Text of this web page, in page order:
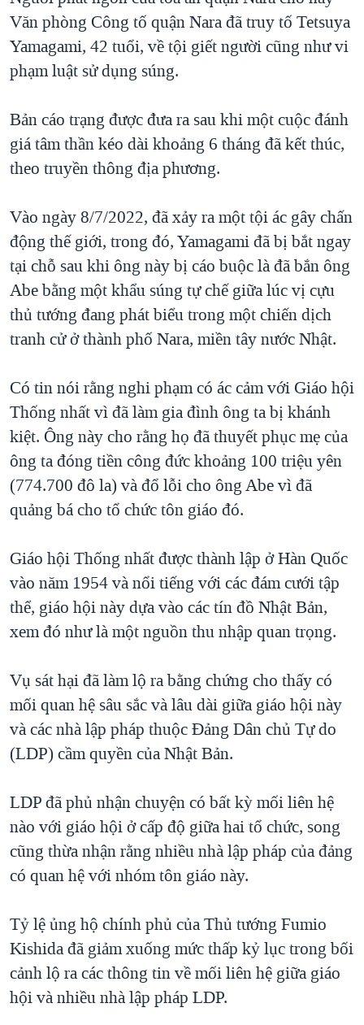
QUAN HỆ VIỆT MỸ
Văn phòng Công tố quận Nara đã truy tố Tetsuya
Yamagami, 42 tuổi, về tội giết người cũng như vi
phạm luật sử dụng súng.
Bản cáo trạng được đưa ra sau khi một cuộc đánh
giá tâm thần kéo dài khoảng 6 tháng đã kết thúc,
theo truyền thông địa phương.
Vào ngày 8/7/2022, đã xảy ra một tội ác gây chấn
động thế giới, trong đó, Yamagami đã bị bắt ngay
tại chỗ sau khi ông này bị cáo buộc là đã bắn ông
Abe bằng một khẩu súng tự chế giữa lúc vị cựu
thủ tướng đang phát biểu trong một chiến dịch
tranh cử ở thành phố Nara, miền tây nước Nhật.
Có tin nói rằng nghi phạm có ác cảm với Giáo hội
Thống nhất vì đã làm gia đình ông ta bị khánh
kiệt. Ông này cho rằng họ đã thuyết phục mẹ của
ông ta đóng tiền công đức khoảng 100 triệu yên
(774.700 đô la) và đổ lỗi cho ông Abe vì đã
quảng bá cho tổ chức tôn giáo đó.
Giáo hội Thống nhất được thành lập ở Hàn Quốc
vào năm 1954 và nổi tiếng với các đám cưới tập
thể, giáo hội này dựa vào các tín đồ Nhật Bản,
xem đó như là một nguồn thu nhập quan trọng.
Vụ sát hại đã làm lộ ra bằng chứng cho thấy có
mối quan hệ sâu sắc và lâu dài giữa giáo hội này
và các nhà lập pháp thuộc Đảng Dân chủ Tự do
(LDP) cầm quyền của Nhật Bản.
LDP đã phủ nhận chuyện có bất kỳ mối liên hệ
nào với giáo hội ở cấp độ giữa hai tổ chức, song
cũng thừa nhận rằng nhiều nhà lập pháp của đảng
có quan hệ với nhóm tôn giáo này.
Tỷ lệ ủng hộ chính phủ của Thủ tướng Fumio
Kishida đã giảm xuống mức thấp kỷ lục trong bối
cảnh lộ ra các thông tin về mối liên hệ giữa giáo
hội và nhiều nhà lập pháp LDP.